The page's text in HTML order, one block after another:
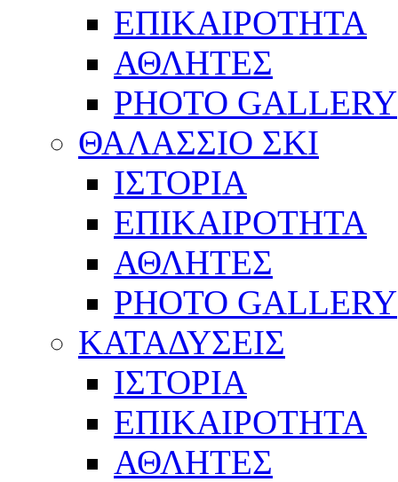
ΕΠΙΚΑΙΡΟΤΗΤΑ
ΑΘΛΗΤΕΣ
PHOTO GALLERY
ΘΑΛΑΣΣΙΟ ΣΚΙ
ΙΣΤΟΡΙΑ
ΕΠΙΚΑΙΡΟΤΗΤΑ
ΑΘΛΗΤΕΣ
PHOTO GALLERY
ΚΑΤΑΔΥΣΕΙΣ
ΙΣΤΟΡΙΑ
ΕΠΙΚΑΙΡΟΤΗΤΑ
ΑΘΛΗΤΕΣ